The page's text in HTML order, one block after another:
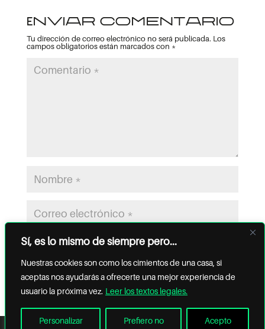
Sí, es lo mismo de siempre pero...
Nuestras cookies son como los cimientos de una casa, si
aceptas nos ayudarás a ofrecerte una mejor experiencia de
usuario la próxima vez. Leer los textos legales.
Personalizar Prefiero no Acepto
Enviar comentario
Tu dirección de correo electrónico no será publicada. Los
campos obligatorios están marcados con *
TEXTOS ® ESPARZA ARQUITECTURA